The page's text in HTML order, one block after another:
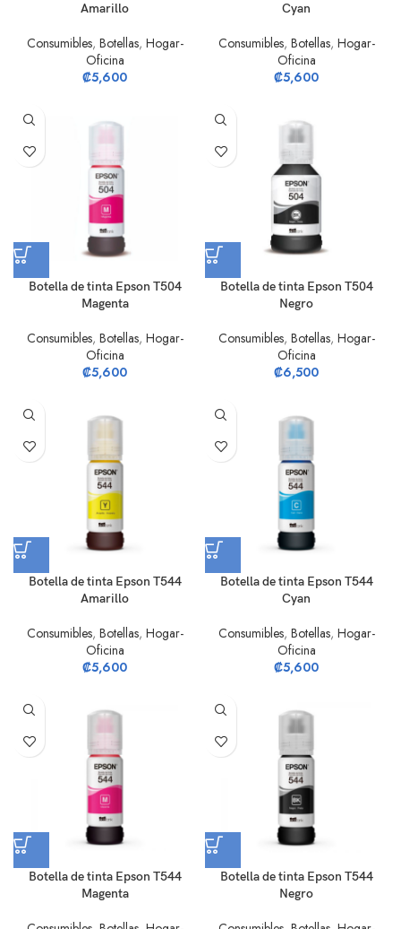
Amarillo
Consumibles, Botellas, Hogar-
Oficina
₡5,600
Cyan
Consumibles, Botellas, Hogar-
Oficina
₡5,600
Botella de tinta Epson T504
Magenta
Consumibles, Botellas, Hogar-
Oficina
₡5,600
Botella de tinta Epson T504
Negro
Consumibles, Botellas, Hogar-
Oficina
₡6,500
Botella de tinta Epson T544
Amarillo
Consumibles, Botellas, Hogar-
Oficina
₡5,600
Botella de tinta Epson T544
Cyan
Consumibles, Botellas, Hogar-
Oficina
₡5,600
Botella de tinta Epson T544
Magenta
Botella de tinta Epson T544
Negro